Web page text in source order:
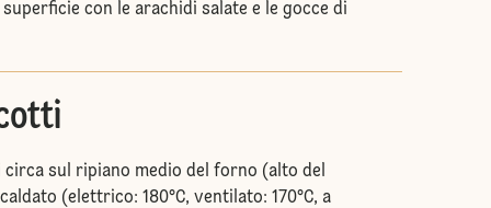
con le arachidi salate e le gocce di
circa sul ripiano medio del forno (alto del
(elettrico: 180°C, ventilato: 170°C, a